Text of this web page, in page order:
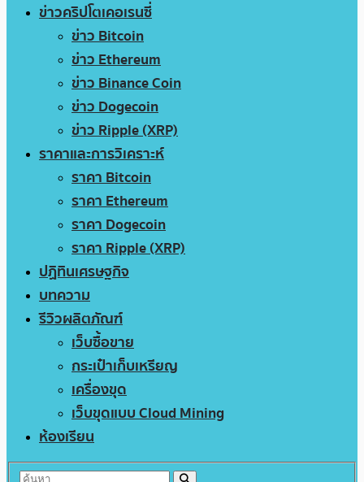
ข่าวคริปโตเคอเรนซี่
ข่าว Bitcoin
ข่าว Ethereum
ข่าว Binance Coin
ข่าว Dogecoin
ข่าว Ripple (XRP)
ราคาและการวิเคราะห์
ราคา Bitcoin
ราคา Ethereum
ราคา Dogecoin
ราคา Ripple (XRP)
ปฏิทินเศรษฐกิจ
บทความ
รีวิวผลิตภัณฑ์
เว็บซื้อขาย
กระเป๋าเก็บเหรียญ
เครื่องขุด
เว็บขุดแบบ Cloud Mining
ห้องเรียน